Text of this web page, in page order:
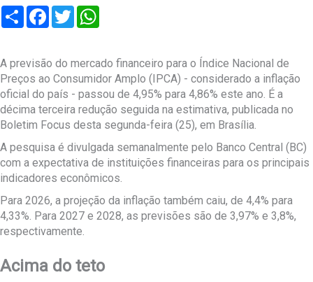
Compartilhar
Facebook
Twitter
A previsão do mercado financeiro para o Índice Nacional de
Preços ao Consumidor Amplo (IPCA) - considerado a inflação
oficial do país - passou de 4,95% para 4,86% este ano. É a
décima terceira redução seguida na estimativa, publicada no
Boletim Focus desta segunda-feira (25), em Brasília.
A pesquisa é divulgada semanalmente pelo Banco Central (BC)
com a expectativa de instituições financeiras para os principais
indicadores econômicos.
Para 2026, a projeção da inflação também caiu, de 4,4% para
4,33%. Para 2027 e 2028, as previsões são de 3,97% e 3,8%,
respectivamente.
Acima do teto